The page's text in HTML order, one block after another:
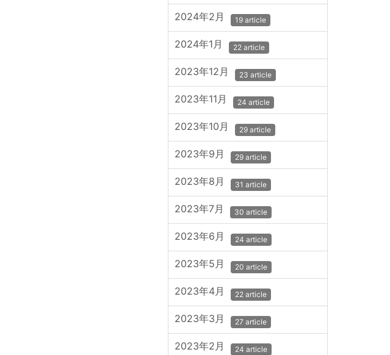
2024年2月 19 article
2024年1月 22 article
2023年12月 23 article
2023年11月 24 article
2023年10月 29 article
2023年9月 29 article
2023年8月 31 article
2023年7月 30 article
2023年6月 24 article
2023年5月 20 article
2023年4月 22 article
2023年3月 27 article
2023年2月 24 article